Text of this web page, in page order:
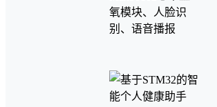
氧模块、人脸识
别、语音播报